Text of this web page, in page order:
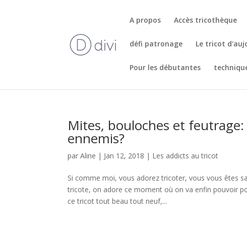
A propos Accès tricothèque
défi patronage Le tricot
Pour les débutantes
Mites, bouloches et
ennemis?
parAline | Jan 12, 2018 | Les addicts au tricot
Si comme moi, vous adorez tricoter, vous vous êtes
tricote, on adore ce moment où on va enfin pouvoir
ce tricot tout beau tout neuf,...